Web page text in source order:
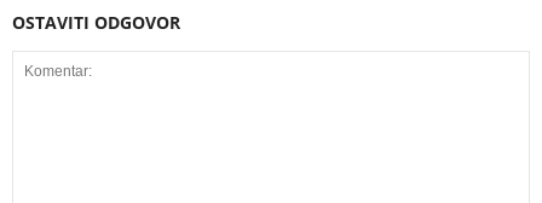
OSTAVITI ODGOVOR